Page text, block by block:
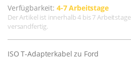
Verfügbarkeit: 4-7 Arbeitstage
Der Artikel ist innerhalb 4 bis 7
versandfertig.
ISO T-Adapterkabel zu Ford